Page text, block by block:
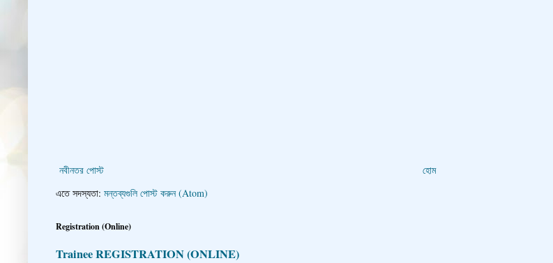
নবীনতর পোস্ট
হোম
এতে সদস্যতা: মন্তব্যগুলি পোস্ট করুন (Atom)
Registration (Online)
Trainee REGISTRATION (ONLINE)